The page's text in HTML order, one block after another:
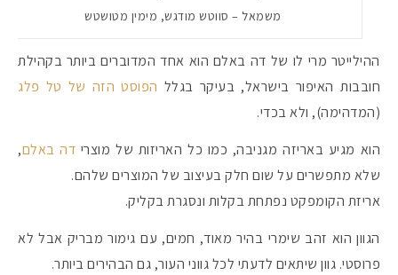
משמאל – סווטש מודגש, מימין מטושטש
ההילייטר מרי לו של דה באלם הוא אחד המדוברים ביותר בקהילת
חובבות האיפור בישראל, בעיקר בגלל הפוסט הזה של טל פלג
(המדהימה), ולא בכדי.
הוא מגיע באריזה מגניבה, כמו כל האריזות של מוצרי דה באלם,
שלא מתפשרים על שום חלק בעיצוב של המוצרים שלהם.
אריזת הקומפקט נפתחת בקלות ונסגרת בקליק.
הגוון הוא זהב שימרי בהיר מאוד, חמים, עם גימור מבריק אבל לא
פרוסטי. גוון שיתאים לדעתי לכל גווני העור, גם הבהירים ביותר.